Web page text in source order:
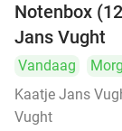
Notenbox
Jans Vught
Vandaag
Kaatje Jans
Vught